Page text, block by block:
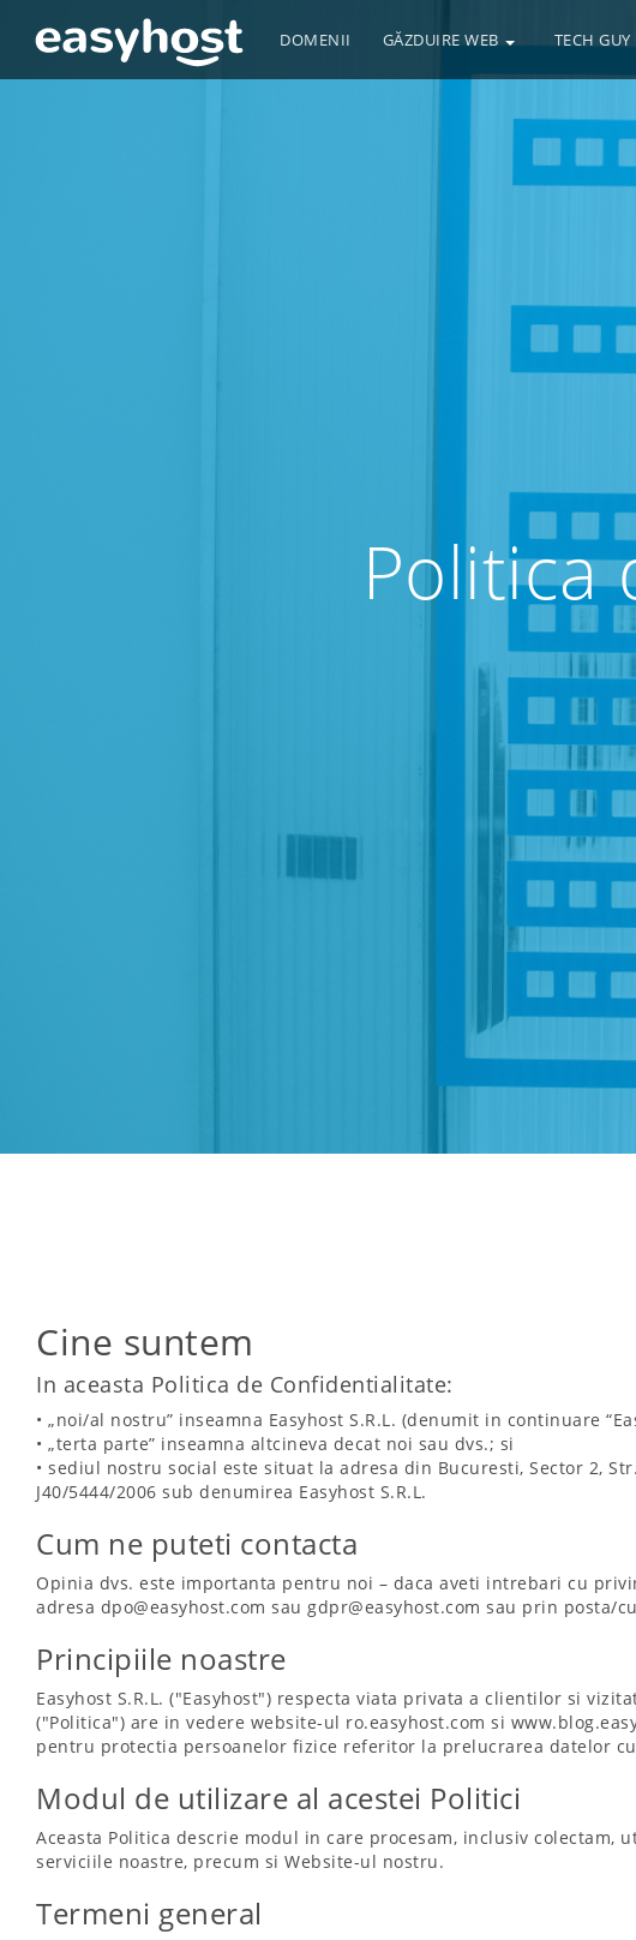
DOMENII GĂZDUIRE WEB TECH GUY
Politica
Cine suntem
In aceasta Politica de Confidentialitate:
• „noi/al nostru” inseamna Easyhost S.R.L. (denumit in continuare
• „terta parte” inseamna altcineva decat noi sau dvs.; si
• sediul nostru social este situat la adresa din Bucuresti, Sector 2,
J40/5444/2006 sub denumirea Easyhost S.R.L.
Cum ne puteti contacta
Opinia dvs. este importanta pentru noi – daca aveti intrebari cu
adresa dpo@easyhost.com sau gdpr@easyhost.com sau prin
Principiile noastre
Easyhost S.R.L. ("Easyhost") respecta viata privata a clientilor si
("Politica") are in vedere website-ul ro.easyhost.com si
pentru protectia persoanelor fizice referitor la prelucrarea datelor
Modul de utilizare al acestei Politici
Aceasta Politica descrie modul in care procesam, inclusiv
serviciile noastre, precum si Website-ul nostru.
Termeni general